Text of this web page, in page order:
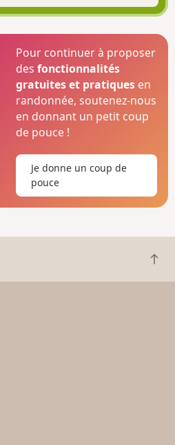
Pour continuer à proposer
desfonctionnalités
gratuites et pratiques en
randonnée, soutenez-nous
en donnant un petit coup
de pouce !
Je donne un coup de
pouce
R
e